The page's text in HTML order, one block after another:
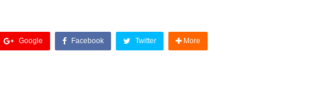
Google Facebook Twitter More